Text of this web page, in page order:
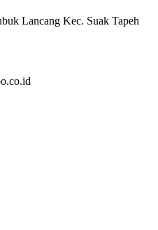
Lancang Kec. Suak Tapeh